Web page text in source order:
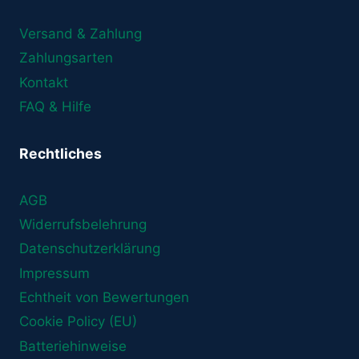
Versand & Zahlung
Zahlungsarten
Kontakt
FAQ & Hilfe
Rechtliches
AGB
Widerrufsbelehrung
Datenschutzerklärung
Impressum
Echtheit von Bewertungen
Cookie Policy (EU)
Batteriehinweise